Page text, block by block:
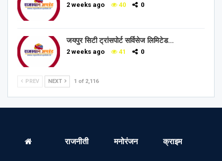
2 weeks ago 40 0
जयपुर सिटी ट्रांसपोर्ट सर्विसेज लिमिटेड…
2 weeks ago 41 0
PREV NEXT 1 of 2,116
राजनीती मनोरंजन क्राइम